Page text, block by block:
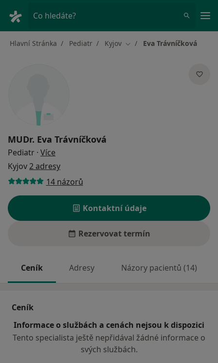
Co hledáte?
Hlavní Stránka Pediatr Kyjov Změna města
Eva Trávníčková
MUDr. Eva Trávníčková
Pediatr · Více
Kyjov2 adresy
14 názorů
Kontaktní údaje
Rezervovat termín
Ceník Adresy Názory pacientů (14)
Ceník
Informace o službách a cenách nejsou k dispozici
Tento specialista ještě nepřidával žádné informace o
svých službách.